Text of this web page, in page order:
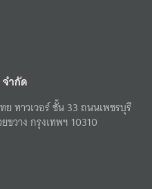
ำกัด
ทาวเวอร์ ชั้น 33 ถนนเพชรบุรี
ขวาง กรุงเทพฯ 10310